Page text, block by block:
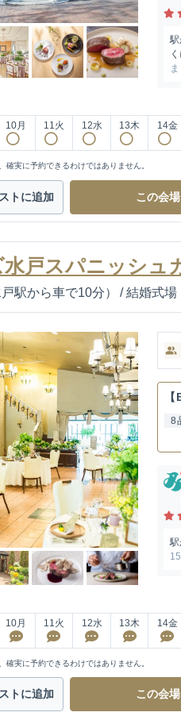
10月 11火 12水 13木 14金
確実に予約できるわけではありません。
トに追加 この会
戸スパニッシュ
駅から車で10分） / 結婚式場
8
駅
10月 11火 12水 13木 14金
確実に予約できるわけではありません。
トに追加 この会